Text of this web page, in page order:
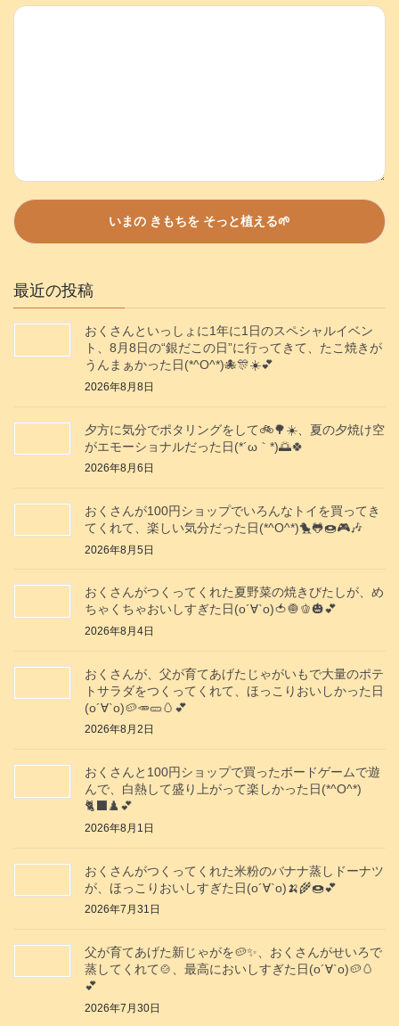
最近の投稿
おくさんといっしょに1年に1日のスペシャルイベン
ト、8月8日の“銀だこの日”に行ってきて、たこ焼きが
うんまぁかった日(*^O^*)🐙🎊☀️💕
2026年8月8日
夕方に気分でポタリングをして🚲️🌳☀️、夏の夕焼け空
がエモーショナルだった日(⁠*⁠´⁠ω⁠｀⁠*⁠)🌅🍀
2026年8月6日
おくさんが100円ショップでいろんなトイを買ってき
てくれて、楽しい気分だった日(*^O^*)🐤🐸🍩🎮️🎶
2026年8月5日
おくさんがつくってくれた夏野菜の焼きびたしが、め
ちゃくちゃおいしすぎた日(о´∀`о)🍅🧅🫑🎃💕
2026年8月4日
おくさんが、父が育てあげたじゃがいもで大量のポテ
トサラダをつくってくれて、ほっこりおいしかった日
(о´∀`о)🥔🥕🥒🥚💕
2026年8月2日
おくさんと100円ショップで買ったボードゲームで遊
んで、白熱して盛り上がって楽しかった日(*^O^*)
🐈‍⬛♟️💕
2026年8月1日
おくさんがつくってくれた米粉のバナナ蒸しドーナツ
が、ほっこりおいしすぎた日(о´∀`о)🍌🌾🍩💕
2026年7月31日
父が育てあげた新じゃがを🥔✨️、おくさんがせいろで
蒸してくれて🍲、最高においしすぎた日(о´∀`о)🥔🥚
💕
2026年7月30日